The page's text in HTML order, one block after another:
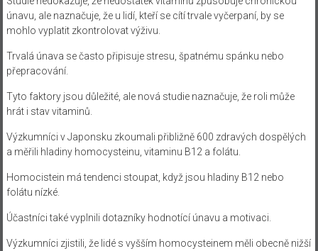
únavu, ale naznačuje, že u lidí, kteří se cítí trvale vyčerpaní, by se
mohlo vyplatit zkontrolovat výživu.
Trvalá únava se často připisuje stresu, špatnému spánku nebo
přepracování.
Tyto faktory jsou důležité, ale nová studie naznačuje, že roli může
hrát i stav vitaminů.
Výzkumníci v Japonsku zkoumali přibližně 600 zdravých dospělých
a měřili hladiny homocysteinu, vitaminu B12 a folátu.
Homocistein má tendenci stoupat, když jsou hladiny B12 nebo
folátu nízké.
Účastníci také vyplnili dotazníky hodnotící únavu a motivaci.
Výzkumníci zjistili, že lidé s vyšším homocysteinem měli obecně nižší